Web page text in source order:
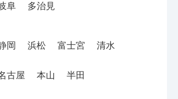
阜 多治見
岡 浜松 富士宮 清水
古屋 本山 半田